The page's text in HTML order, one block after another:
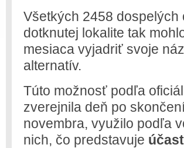
Všetkých 2458
dotknutej lokalite tak
mesiaca vyjadriť svoje
alternatív.
Túto možnosť podľa
zverejnila deň po
novembra, využilo podľa
nich, čo predstavuje